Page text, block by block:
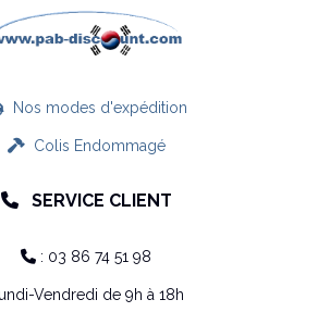
Nos modes d'expédition
Colis Endommagé
 SERVICE CLIENT
 : 03 86 74 51 98
Vendredi de 9h à 18h